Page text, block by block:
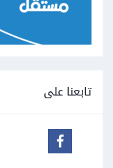
تابعنا على